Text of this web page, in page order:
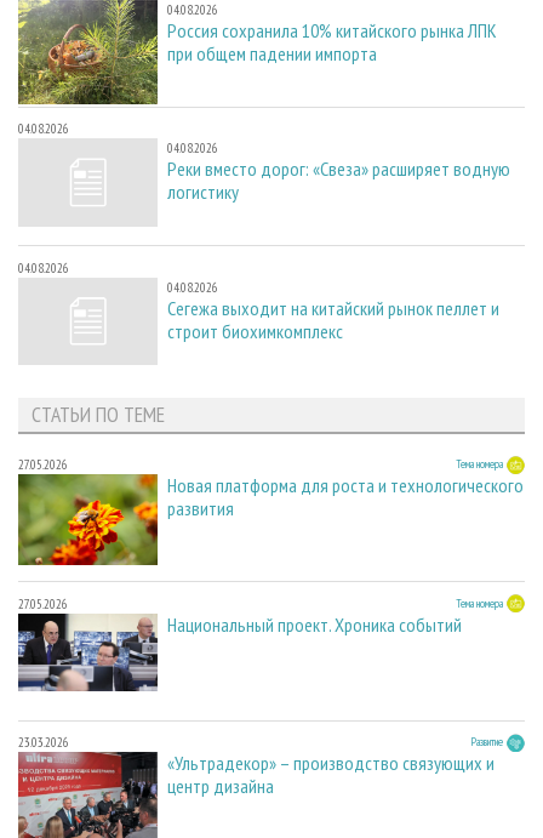
04.08.2026
Россия сохранила 10% китайского рынка ЛПК
при общем падении импорта
04.08.2026
04.08.2026
Реки вместо дорог: «Свеза» расширяет водную
логистику
04.08.2026
04.08.2026
Сегежа выходит на китайский рынок пеллет и
строит биохимкомплекс
СТАТЬИ ПО ТЕМЕ
27.05.2026 Тема номера
Новая платформа для роста и технологического
развития
27.05.2026 Тема номера
Национальный проект. Хроника событий
23.03.2026 Развитие
«Ультрадекор» – производство связующих и
центр дизайна